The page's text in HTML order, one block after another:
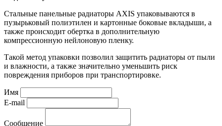
Стальные панельные радиаторы AXIS упаковываются в
пузырьковый полиэтилен и картонные боковые вкладыши, а
также происходит обертка в дополнительную
компрессионную нейлоновую пленку.
Такой метод упаковки позволил защитить радиаторы от пыли
и влажности, а также значительно уменьшить риск
повреждения приборов при транспортировке.
Имя
E-mail
Сообщение